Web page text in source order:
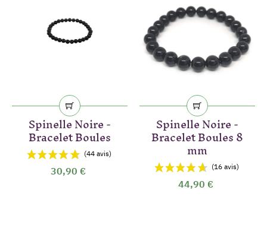
Spinelle Noire -
Bracelet Boules
30,90 €
Spinelle Noire -
Bracelet Boules 8
mm
44,90 €